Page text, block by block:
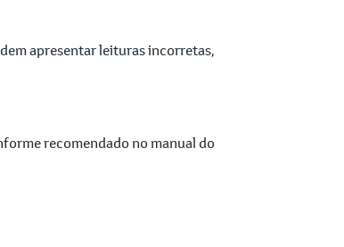
apresentar leituras incorretas,
recomendado no manual do